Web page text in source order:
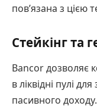
пов’язана з цією
Стейкінг та
Bancor дозволяє
в ліквідні пулі
пасивного